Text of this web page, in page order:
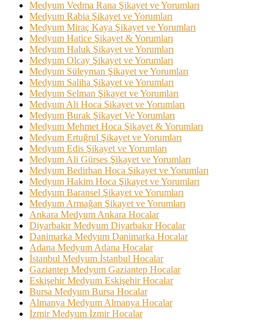
Medyum Vedma Rana Şikayet ve Yorumları
Medyum Rabia Şikayet ve Yorumları
Medyum Miraç Kaya Şikayet ve Yorumları
Medyum Hatice Şikayet & Yorumları
Medyum Haluk Şikayet ve Yorumları
Medyum Olcay Şikayet ve Yorumları
Medyum Süleyman Şikayet ve Yorumları
Medyum Saliha Şikayet ve Yorumları
Medyum Selman Şikayet ve Yorumları
Medyum Ali Hoca Şikayet ve Yorumları
Medyum Burak Şikayet Ve Yorumları
Medyum Mehmet Hoca Şikayet & Yorumları
Medyum Ertuğrul Şikayet ve Yorumları
Medyum Edis Şikayet ve Yorumları
Medyum Ali Gürses Şikayet ve Yorumları
Medyum Bedirhan Hoca Şikayet ve Yorumları
Medyum Hakim Hoca Şikayet ve Yorumları
Medyum Baransel Şikayet ve Yorumları
Medyum Armağan Şikayet ve Yorumları
Ankara Medyum Ankara Hocalar
Diyarbakır Medyum Diyarbakır Hocalar
Danimarka Medyum Danimarka Hocalar
Adana Medyum Adana Hocalar
İstanbul Medyum İstanbul Hocalar
Gaziantep Medyum Gaziantep Hocalar
Eskişehir Medyum Eskişehir Hocalar
Bursa Medyum Bursa Hocalar
Almanya Medyum Almanya Hocalar
İzmir Medyum İzmir Hocalar